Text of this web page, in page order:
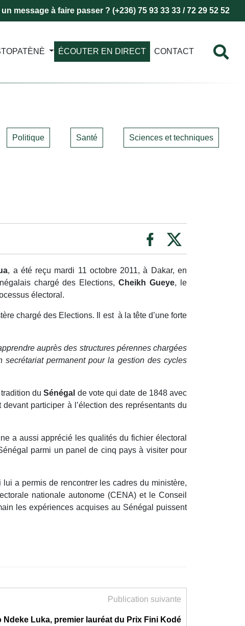
message à faire passer ? (+236) 75 93 33 33 / 72 29 52 52
ÉCOUTER EN DIRECT CONTACT
Politique Santé Sciences et techniques
, a été reçu mardi 11 octobre 2011, à Dakar, en
chargé des Elections,Cheikh Gueye, le
électoral.
chargé des Elections. Il est à la tête d’une forte
auprès des structures pérennes chargées
permanent pour la gestion des cycles
duSénégal de vote qui date de 1848 avec
participer à l’élection des représentants du
a aussi apprécié les qualités du fichier électoral
parmi un panel de cinq pays à visiter pour
a permis de rencontrer les cadres du ministère,
nationale autonome (CENA) et le Conseil
les expériences acquises au Sénégal puissent
Publication suivante
Ndeke Luka, premier lauréat du Prix Fini Kodé